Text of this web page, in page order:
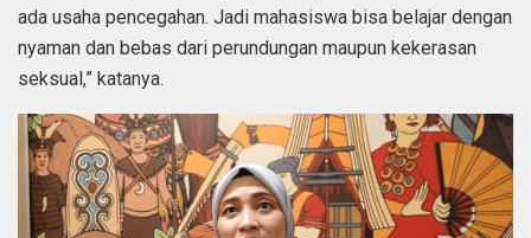
ada usaha pencegahan. Jadi mahasiswa bisa belajar dengan
nyaman dan bebas dari perundungan maupun kekerasan
seksual,” katanya.